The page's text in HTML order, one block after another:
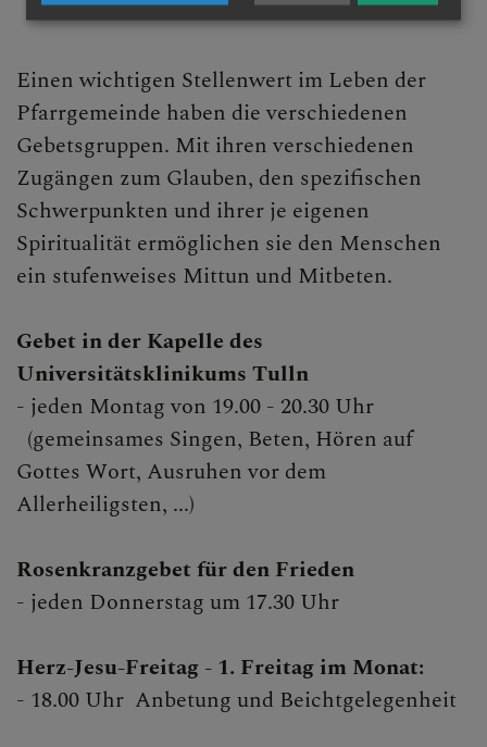
Einen wichtigen Stellenwert im Leben der
Pfarrgemeinde haben die verschiedenen
Gebetsgruppen. Mit ihren verschiedenen
Zugängen zum Glauben, den spezifischen
Schwerpunkten und ihrer je eigenen
Spiritualität ermöglichen sie den Menschen
ein stufenweises Mittun und Mitbeten.
Gebet in der Kapelle des
Universitätsklinikums Tulln
- jeden Montag von 19.00 - 20.30 Uhr
(gemeinsames Singen, Beten, Hören auf
Gottes Wort, Ausruhen vor dem
Allerheiligsten, ...)
Rosenkranzgebet für den Frieden
- jeden Donnerstag um 17.30 Uhr
Herz-Jesu-Freitag - 1. Freitag im Monat:
- 18.00 Uhr Anbetung und Beichtgelegenheit